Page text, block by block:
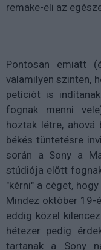
remake-eli az
Pontosan emiatt
valamilyen szinten,
petíciót is
fognak menni
hoztak létre, ahová
békés tüntetésre
során a Sony a
stúdiója előtt
"kérni" a céget,
Mindez október 19-
eddig közel
hétezer pedig
tartanak a Sony